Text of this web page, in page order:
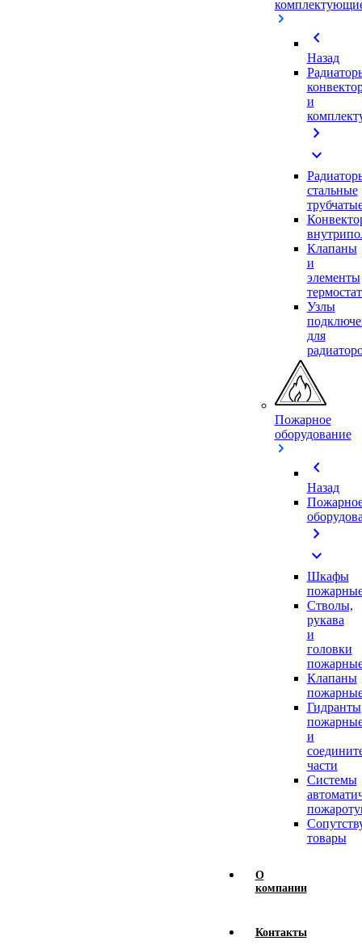
chevron_left
Назад
и
chevron_right
expand_more
стальные
Клапаны
и
элементы
Узлы
для
Пожарное
оборудование
chevron_left
Назад
chevron_right
expand_more
Шкафы
Стволы,
рукава
и
головки
Клапаны
Гидранты
и
части
Системы
товары
О
компании
Контакты